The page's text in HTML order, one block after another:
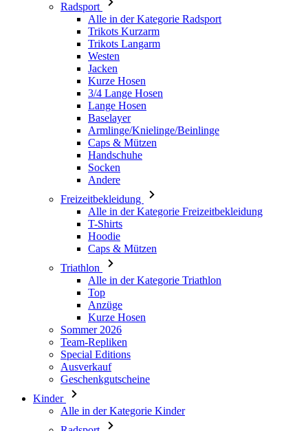
Radsport
Alle in der Kategorie Radsport
Trikots Kurzarm
Trikots Langarm
Westen
Jacken
Kurze Hosen
3/4 Lange Hosen
Lange Hosen
Baselayer
Armlinge/Knielinge/Beinlinge
Caps & Mützen
Handschuhe
Socken
Andere
Freizeitbekleidung
Alle in der Kategorie Freizeitbekleidung
T-Shirts
Hoodie
Caps & Mützen
Triathlon
Alle in der Kategorie Triathlon
Top
Anzüge
Kurze Hosen
Sommer 2026
Team-Repliken
Special Editions
Ausverkauf
Geschenkgutscheine
Kinder
Alle in der Kategorie Kinder